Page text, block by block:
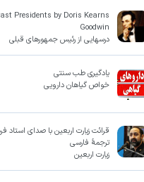
Presidents by Doris Kearns
Goodwin
درسهایی از رئیس جمهورهای قبلی
یادگیری طب سنتی
خواص گیاهان دارویی
قرائت زیارت اربعین با صدای استاد
ترجمهٔ فارسی‌‌‌‌‌
زیارت اربعین